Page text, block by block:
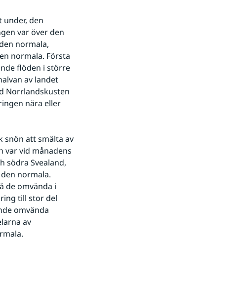
den
var över den
normala,
normala. Första
flöden i större
av landet
Norrlandskusten
nära eller
snön att smälta av
var vid månadens
södra Svealand,
normala.
de omvända i
till stor del
omvända
av